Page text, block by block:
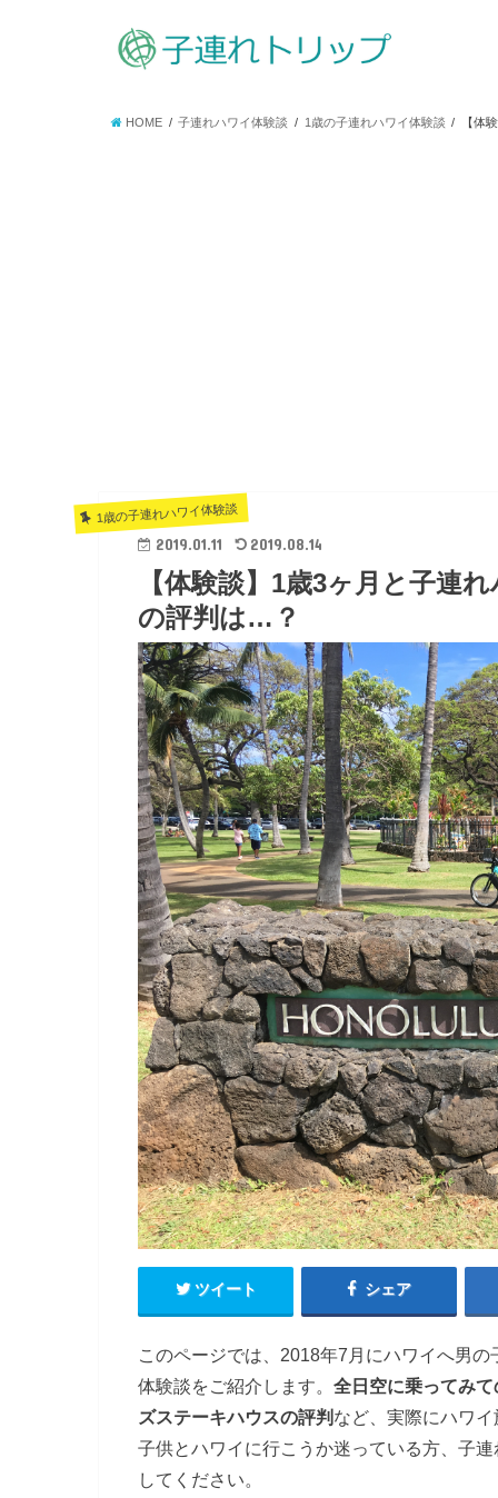
HOME 子連れハワイ体験談 1歳の子連れハワイ体験談 【体
1歳の子連れハワイ体験談
2019.01.11 2019.08.14
【体験談】1歳3ヶ月と子連
の評判は…？
ツイート シェア
このページでは、2018年7月にハワイへ男
体験談をご紹介します。 全日空に乗ってみ
ズステーキハウスの評判 など、実際にハワ
子供とハワイに行こうか迷っている方、子
してください。